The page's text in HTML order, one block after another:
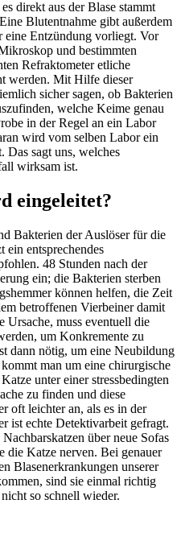
direkt aus der Blase stammt
Blutentnahme gibt außerdem
Entzündung vorliegt. Vor
und bestimmten
Refraktometer etliche
werden. Mit Hilfe dieser
sicher sagen, ob Bakterien
welche Keime genau
in der Regel an ein Labor
wird vom selben Labor ein
Das sagt uns, welches
wirksam ist.
eingeleitet?
Bakterien der Auslöser für die
ein entsprechendes
48 Stunden nach der
ein; die Bakterien sterben
können helfen, die Zeit
betroffenen Vierbeiner damit
Ursache, muss eventuell die
um Konkremente zu
dann nötig, um eine Neubildung
man um eine chirurgische
unter einer stressbedingten
zu finden und diese
oft leichter an, als es in der
ist echte Detektivarbeit gefragt.
über neue Sofas
die Katze nerven. Bei genauer
Blasenerkrankungen unserer
sind sie einmal richtig
so schnell wieder.